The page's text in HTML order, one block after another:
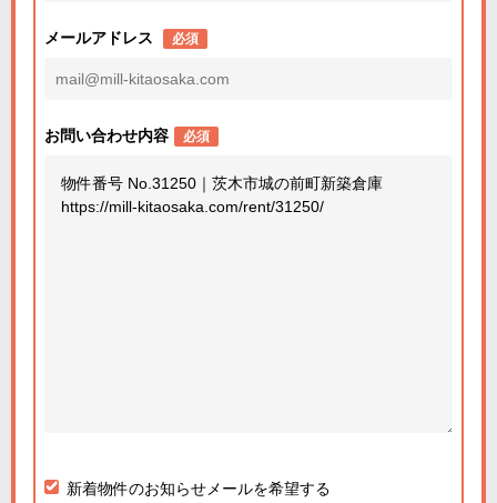
メールアドレス 必須
お問い合わせ内容 必須
新着物件のお知らせメールを希望する